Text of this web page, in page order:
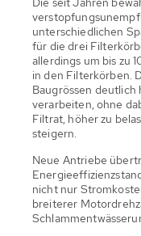
unterschiedlichen
für die drei
allerdings um bis zu
in den Filterkörben.
Baugrössen
verarbeiten, ohne
Filtrat, höher zu
steigern.
Neue Antriebe
nicht nur
breiterer